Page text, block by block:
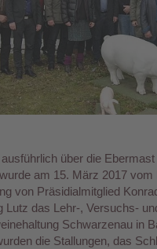
über die
am 15. März 2017 vom
von Präsidialmitglied
Lutz das Lehr-, Versuchs-
Schwarzenau in
die Stallungen, das